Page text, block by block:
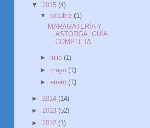
▼ 2015 (4)
▼ octubre (1)
MARAGATERÍA Y
ASTORGA. GUÍA
COMPLETA
► julio (1)
► mayo (1)
► enero (1)
► 2014 (14)
► 2013 (52)
► 2012 (1)